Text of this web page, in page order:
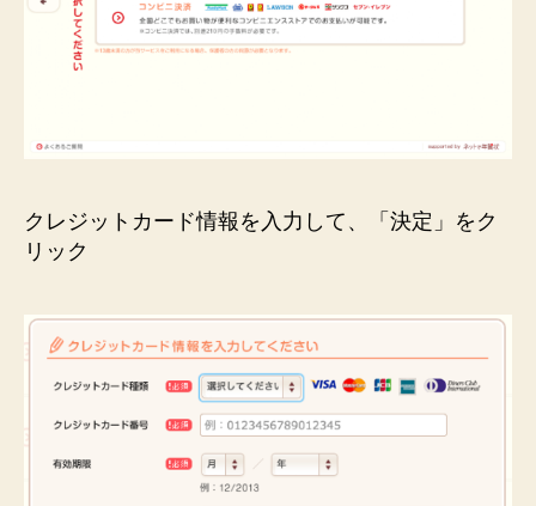
クレジットカード情報を入力して、「決定」をク
リック